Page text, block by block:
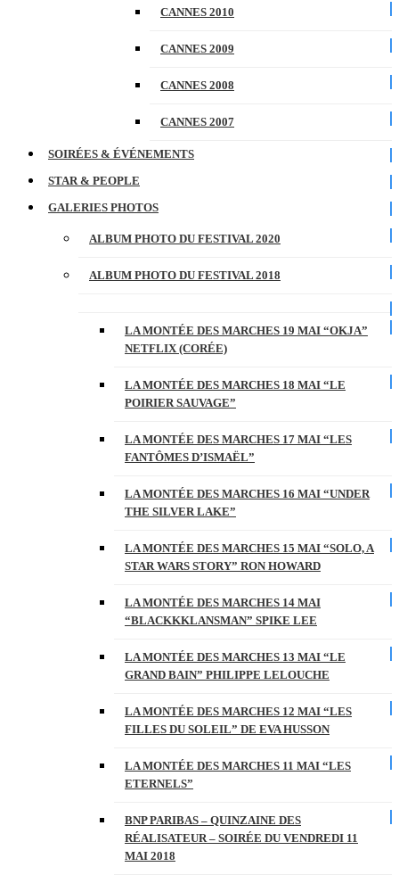
CANNES 2010
CANNES 2009
CANNES 2008
CANNES 2007
SOIRÉES & ÉVÉNEMENTS
STAR & PEOPLE
GALERIES PHOTOS
ALBUM PHOTO DU FESTIVAL 2020
ALBUM PHOTO DU FESTIVAL 2018
LA MONTÉE DES MARCHES 19 MAI “OKJA”
NETFLIX (CORÉE)
LA MONTÉE DES MARCHES 18 MAI “LE
POIRIER SAUVAGE”
LA MONTÉE DES MARCHES 17 MAI “LES
FANTÔMES D’ISMAËL”
LA MONTÉE DES MARCHES 16 MAI “UNDER
THE SILVER LAKE”
LA MONTÉE DES MARCHES 15 MAI “SOLO, A
STAR WARS STORY” RON HOWARD
LA MONTÉE DES MARCHES 14 MAI
“BLACKKKLANSMAN” SPIKE LEE
LA MONTÉE DES MARCHES 13 MAI “LE
GRAND BAIN” PHILIPPE LELOUCHE
LA MONTÉE DES MARCHES 12 MAI “LES
FILLES DU SOLEIL” DE EVA HUSSON
LA MONTÉE DES MARCHES 11 MAI “LES
ETERNELS”
BNP PARIBAS – QUINZAINE DES
RÉALISATEUR – SOIRÉE DU VENDREDI 11
MAI 2018